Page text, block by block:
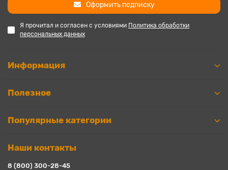
Оформить подписку
Я прочитал и согласен с условиями Политика обработки
персональных данных
Информация
Полезное
Популярные категории
Наши контакты
8 (800) 300-28-45